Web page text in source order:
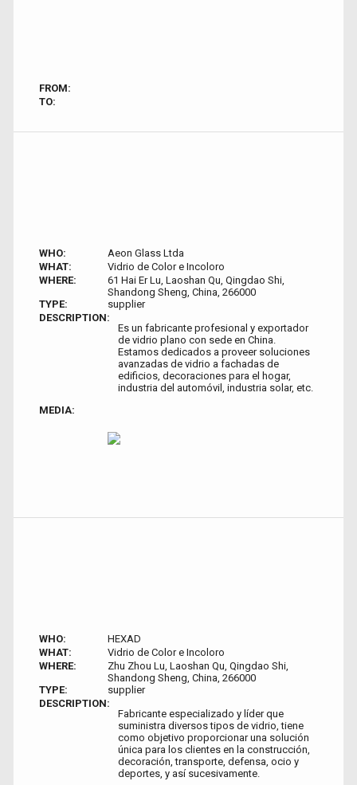
FROM:
TO:
WHO:
Aeon Glass Ltda
WHAT:
Vidrio de Color e Incoloro
WHERE:
61 Hai Er Lu, Laoshan Qu, Qingdao Shi,
Shandong Sheng, China, 266000
TYPE:
supplier
DESCRIPTION:
Es un fabricante profesional y exportador
de vidrio plano con sede en China.
Estamos dedicados a proveer soluciones
avanzadas de vidrio a fachadas de
edificios, decoraciones para el hogar,
industria del automóvil, industria solar, etc.
MEDIA:
WHO:
HEXAD
WHAT:
Vidrio de Color e Incoloro
WHERE:
Zhu Zhou Lu, Laoshan Qu, Qingdao Shi,
Shandong Sheng, China, 266000
TYPE:
supplier
DESCRIPTION:
Fabricante especializado y líder que
suministra diversos tipos de vidrio, tiene
como objetivo proporcionar una solución
única para los clientes en la construcción,
decoración, transporte, defensa, ocio y
deportes, y así sucesivamente.